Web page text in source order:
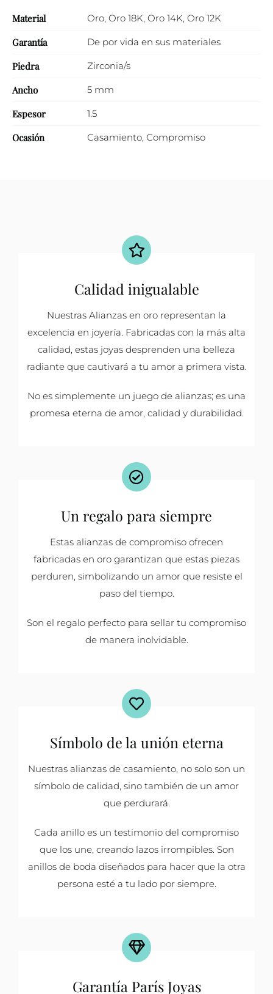
Material Oro, Oro 18K, Oro 14K, Oro 12K
Garantía De por vida en sus materiales
Piedra Zirconia/s
Ancho 5 mm
Espesor 1.5
Ocasión Casamiento, Compromiso
Calidad inigualable
Nuestras Alianzas en oro representan la
excelencia en joyería. Fabricadas con la más alta
calidad, estas joyas desprenden una belleza
radiante que cautivará a tu amor a primera vista.
No es simplemente un juego de alianzas; es una
promesa eterna de amor, calidad y durabilidad.
Un regalo para siempre
Estas alianzas de compromiso ofrecen
fabricadas en oro garantizan que estas piezas
perduren, simbolizando un amor que resiste el
paso del tiempo.
Son el regalo perfecto para sellar tu compromiso
de manera inolvidable.
Símbolo de la unión eterna
Nuestras alianzas de casamiento, no solo son un
símbolo de calidad, sino también de un amor
que perdurará.
Cada anillo es un testimonio del compromiso
que los une, creando lazos irrompibles. Son
anillos de boda diseñados para hacer que la otra
persona esté a tu lado por siempre.
Garantía París Joyas